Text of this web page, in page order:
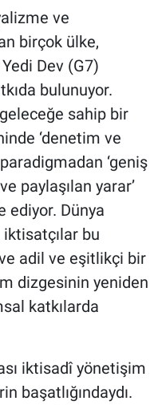
ve
birçok ülke,
Dev (G7)
bulunuyor.
sahip bir
‘denetim ve
‘geniş
paylaşılan yarar’
ediyor. Dünya
bu
adil ve eşitlikçi bir
dizgesinin yeniden
katkılarda
iktisadî yönetişim
başatlığındaydı.